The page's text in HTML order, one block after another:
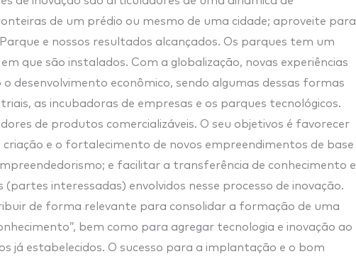
de um prédio ou mesmo de uma cidade; aproveite para
e nossos resultados alcançados. Os parques tem um
que são instalados. Com a globalização, novas experiências
desenvolvimento econômico, sendo algumas dessas formas
as incubadoras de empresas e os parques tecnológicos.
de produtos comercializáveis. O seu objetivos é favorecer
e o fortalecimento de novos empreendimentos de base
e facilitar a transferência de conhecimento e
interessadas) envolvidos nesse processo de inovação.
de forma relevante para consolidar a formação de uma
bem como para agregar tecnologia e inovação ao
já estabelecidos. O sucesso para a implantação e o bom